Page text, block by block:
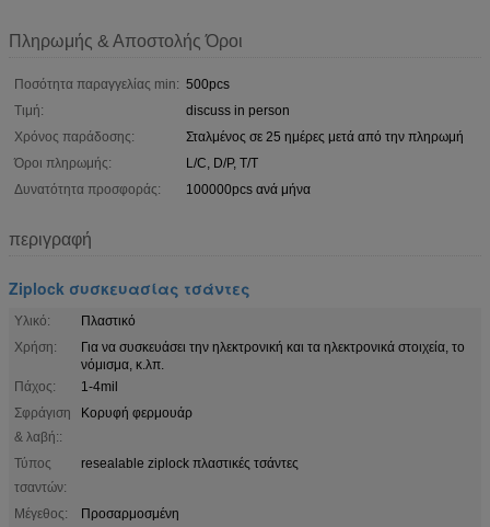
Πληρωμής & Αποστολής Όροι
Ποσότητα παραγγελίας min: 500pcs
Τιμή:
discuss in person
Χρόνος παράδοσης:
Σταλμένος σε 25 ημέρες μετά από την πληρωμή
Όροι πληρωμής:
L/C, D/P, T/T
Δυνατότητα προσφοράς:
100000pcs ανά μήνα
περιγραφή
Ziplock συσκευασίας τσάντες
Υλικό:
Πλαστικό
Χρήση:
Για να συσκευάσει την ηλεκτρονική και τα ηλεκτρονικά στοιχεία, το
νόμισμα, κ.λπ.
Πάχος:
1-4mil
Σφράγιση
& λαβή::
Κορυφή φερμουάρ
Τύπος
τσαντών:
resealable ziplock πλαστικές τσάντες
Μέγεθος:
Προσαρμοσμένη